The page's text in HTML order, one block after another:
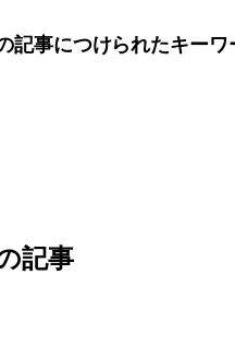
記事につけられたキーワ
記事